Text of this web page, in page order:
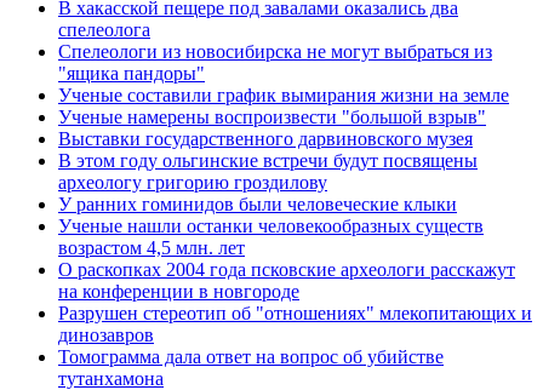
В хакасской пещере под завалами оказались два
спелеолога
Спелеологи из новосибирска не могут выбраться из
"ящика пандоры"
Ученые составили график вымирания жизни на земле
Ученые намерены воспроизвести "большой взрыв"
Выставки государственного дарвиновского музея
В этом году ольгинские встречи будут посвящены
археологу григорию гроздилову
У ранних гоминидов были человеческие клыки
Ученые нашли останки человекообразных существ
возрастом 4,5 млн. лет
О раскопках 2004 года псковские археологи расскажут
на конференции в новгороде
Разрушен стереотип об "отношениях" млекопитающих и
динозавров
Томограмма дала ответ на вопрос об убийстве
тутанхамона